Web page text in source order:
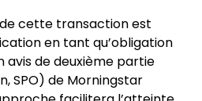
cette transaction est
en tant qu’obligation
avis de deuxième partie
SPO) de Morningstar